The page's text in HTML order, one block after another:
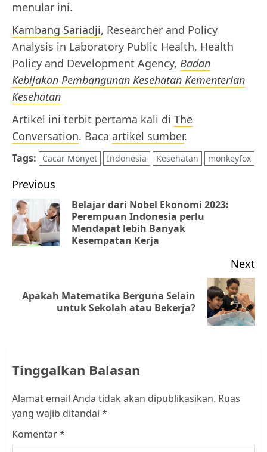
menular ini.
Kambang Sariadji, Researcher and Policy
Analysis in Laboratory Public Health, Health
Policy and Development Agency, Badan
Kebijakan Pembangunan Kesehatan Kementerian
Kesehatan
Artikel ini terbit pertama kali di The
Conversation. Baca artikel sumber.
Tags: Cacar Monyet Indonesia Kesehatan monkeyfox
Post
navigation
Previous
Belajar dari Nobel Ekonomi 2023:
Perempuan Indonesia perlu
Mendapat lebih Banyak
Kesempatan Kerja
Next
Next
Apakah Matematika Berguna Selain
untuk Sekolah atau Bekerja?
Tinggalkan Balasan
Alamat email Anda tidak akan dipublikasikan. Ruas
yang wajib ditandai *
Komentar*